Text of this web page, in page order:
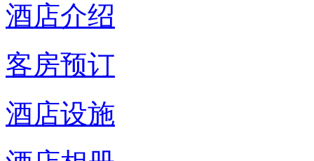
酒店介绍
客房预订
酒店设施